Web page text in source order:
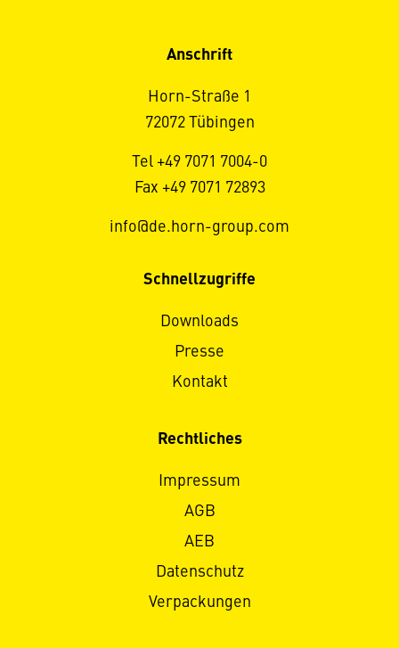
Anschrift
Horn-Straße 1
72072 Tübingen
Tel +49 7071 7004-0
Fax +49 7071 72893
info@de.horn-group.com
Schnellzugriffe
Downloads
Presse
Kontakt
Rechtliches
Impressum
AGB
AEB
Datenschutz
Verpackungen